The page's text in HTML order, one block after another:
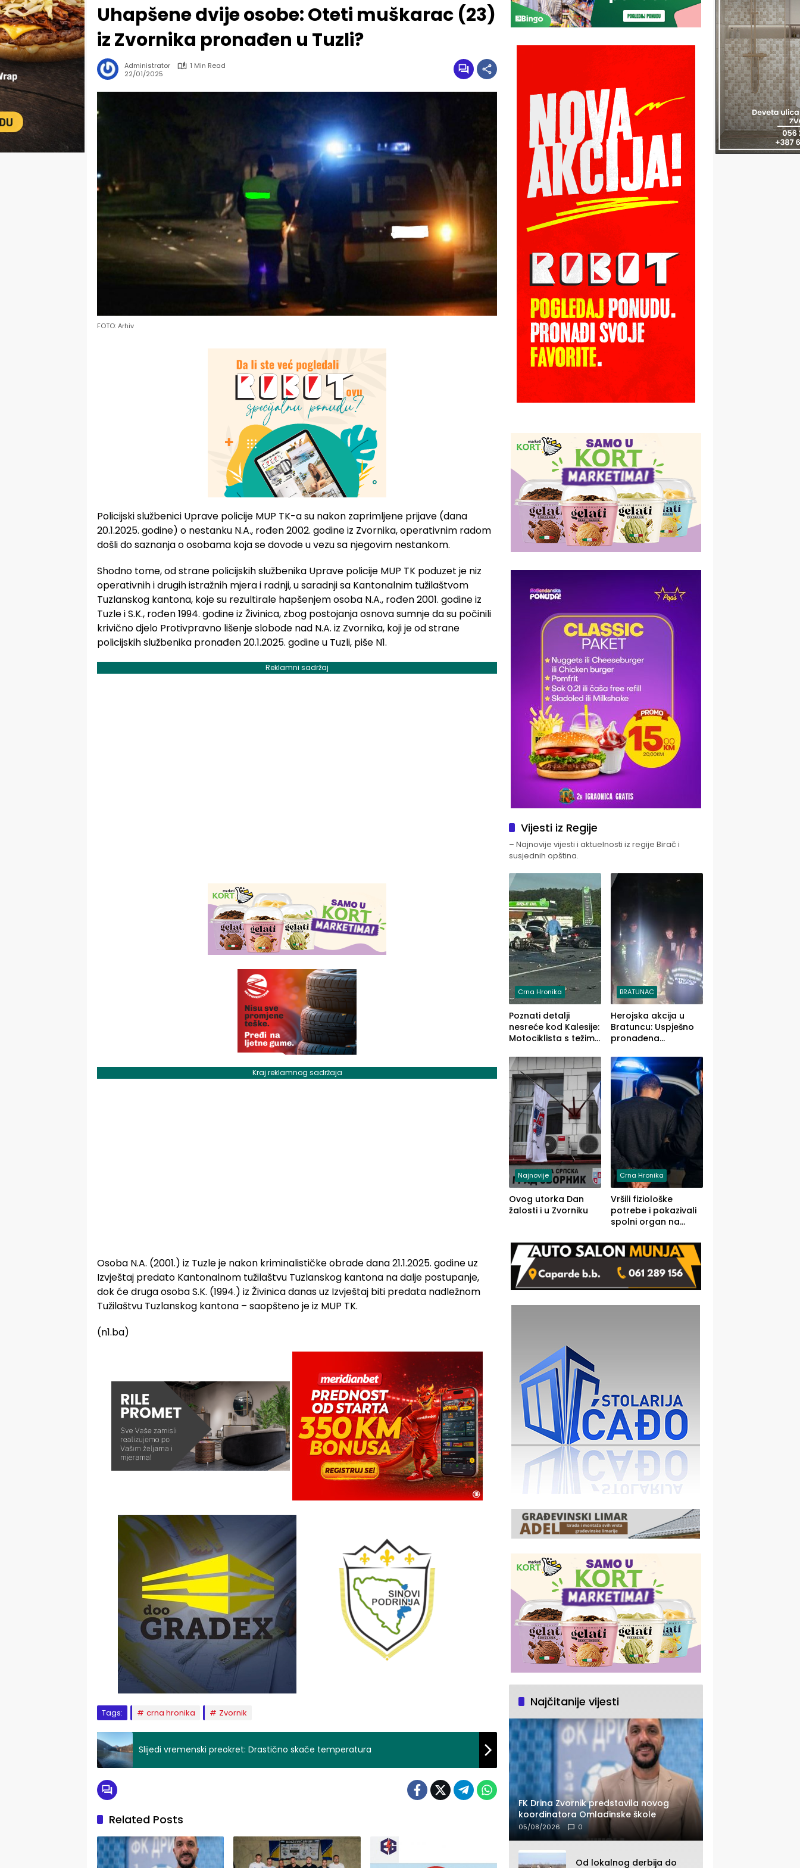
Uhapšene dvije osobe: Oteti muškarac (23)
iz Zvornika pronađen u Tuzli?
Administrator
1 Min Read
22/01/2025
FOTO: Arhiv
Policijski službenici Uprave policije MUP TK-a su nakon zaprimljene prijave (dana
20.1.2025. godine) o nestanku N.A., rođen 2002. godine iz Zvornika, operativnim radom
došli do saznanja o osobama koja se dovode u vezu sa njegovim nestankom.
Shodno tome, od strane policijskih službenika Uprave policije MUP TK poduzet je niz
operativnih i drugih istražnih mjera i radnji, u saradnji sa Kantonalnim tužilaštvom
Tuzlanskog kantona, koje su rezultirale hapšenjem osoba N.A., rođen 2001. godine iz
Tuzle i S.K., rođen 1994. godine iz Živinica, zbog postojanja osnova sumnje da su počinili
krivično djelo Protivpravno lišenje slobode nad N.A. iz Zvornika, koji je od strane
policijskih službenika pronađen 20.1.2025. godine u Tuzli, piše N1.
Reklamni sadržaj
Kraj reklamnog sadržaja
Osoba N.A. (2001.) iz Tuzle je nakon kriminalističke obrade dana 21.1.2025. godine uz
Izvještaj predato Kantonalnom tužilaštvu Tuzlanskog kantona na dalje postupanje,
dok će druga osoba S.K. (1994.) iz Živinica danas uz Izvještaj biti predata nadležnom
Tužilaštvu Tuzlanskog kantona – saopšteno je iz MUP TK.
(n1.ba)
Tags: crna hronika Zvornik
Slijedi vremenski preokret: Drastično skače temperatura
Related Posts
Vijesti iz Regije
– Najnovije vijesti i aktuelnosti iz regije Birač i
susjednih opština.
Crna Hronika
Poznati detalji
nesreće kod Kalesije:
Motociklista s težim,
lakšim povredama
BRATUNAC
Herojska akcija u
Bratuncu: Uspješno
pronađena
a Ivanka Lazić,
rodom iz Kravice.
Najnovije
Ovog utorka Dan
žalosti i u Zvorniku
Crna Hronika
Vršili fiziološke
potrebe i pokazivali
spolni organ na
uslijedile kazne
Najčitanije vijesti
FK Drina Zvornik predstavila novog
koordinatora Omladinske škole
05/08/2026 0
Od lokalnog derbija do